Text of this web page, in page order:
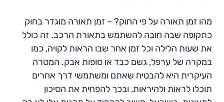
מהו זמן תאורה על פי החוק? – זמן תאורה מוגדר בחוק
כתקופה שבה חובה להשתמש בתאורת הרכב. זה כולל
את שעות הלילה וכל זמן אחר שבו הראות לקויה, כמו
במקרה של ערפל, גשם כבד או סופות אבק. המטרה
העיקרית היא להבטיח שאתם ומשתמשי דרך אחרים
תוכלו לראות ולהיראות, ובכך להפחית את הסיכון